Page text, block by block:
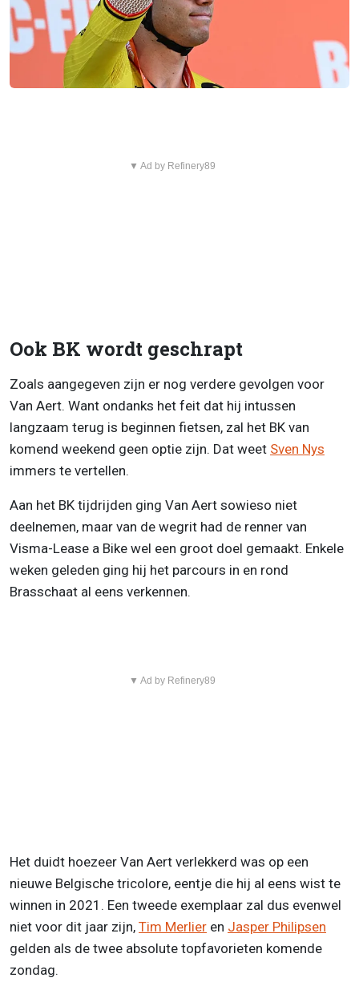
▼ Ad by Refinery89
Ook BK wordt geschrapt
Zoals aangegeven zijn er nog verdere gevolgen voor
Van Aert. Want ondanks het feit dat hij intussen
langzaam terug is beginnen fietsen, zal het BK van
komend weekend geen optie zijn. Dat weet Sven Nys
immers te vertellen.
Aan het BK tijdrijden ging Van Aert sowieso niet
deelnemen, maar van de wegrit had de renner van
Visma-Lease a Bike wel een groot doel gemaakt. Enkele
weken geleden ging hij het parcours in en rond
Brasschaat al eens verkennen.
▼ Ad by Refinery89
Het duidt hoezeer Van Aert verlekkerd was op een
nieuwe Belgische tricolore, eentje die hij al eens wist te
winnen in 2021. Een tweede exemplaar zal dus evenwel
niet voor dit jaar zijn, Tim Merlier en Jasper Philipsen
gelden als de twee absolute topfavorieten komende
zondag.